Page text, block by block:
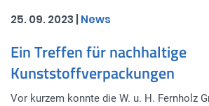
25. 09. 2023 | News
Ein Treffen für nachhaltige
Kunststoffverpackungen
Vor kurzem konnte die W. u. H. Fernholz